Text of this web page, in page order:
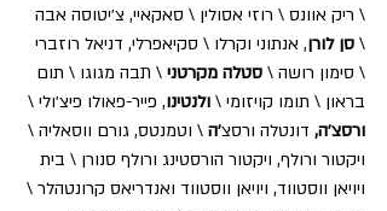
\ ריק אוונס \ רוזי אסולין \ סאקאיי, צ׳יטוסה אבה
\ סן לורן, אנתוני וקרלו \ סקיאפרלי, דניאל רוזברי
\ סימון רושה \ סטלה מקרטני \ תבה מגוגו \ תום
בראון \ תומו קויזומי \ ולנטינו, פייר-פאולו פיצ׳ולי \
ורסצ׳ה, דונטלה ורסצ׳ה \ וטמנטס, גורם ווסאליה \
ויקטור ורולף, ויקטור הורסטינג ורולף סנורן \ בית
ויויאן ווסטווד, ויויאן ווסטווד ואנדריאס קרונטהלר \